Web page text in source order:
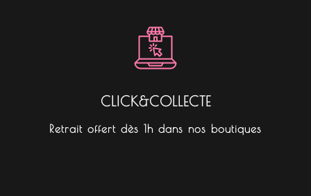
CLICK&COLLECTE
Retrait offert dès 1h dans nos boutiques